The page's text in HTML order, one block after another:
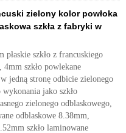
zielony kolor powłoka
szkła z fabryki w
płaskie szkło z francuskiego
4mm szkło powlekane
jedną stronę odbicie zielonego
wykonania jako szkło
zielonego odblaskowego,
odblaskowe 8.38mm,
szkło laminowane